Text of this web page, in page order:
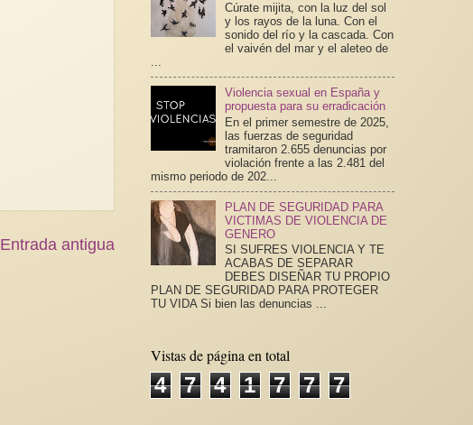
Entrada antigua
Cúrate mijita, con la luz del sol
y los rayos de la luna. Con el
sonido del río y la cascada. Con
el vaivén del mar y el aleteo de
...
Violencia sexual en España y
propuesta para su erradicación
En el primer semestre de 2025,
las fuerzas de seguridad
tramitaron 2.655 denuncias por
violación frente a las 2.481 del
mismo periodo de 202...
PLAN DE SEGURIDAD PARA
VICTIMAS DE VIOLENCIA DE
GENERO
SI SUFRES VIOLENCIA Y TE
ACABAS DE SEPARAR
DEBES DISEÑAR TU PROPIO
PLAN DE SEGURIDAD PARA PROTEGER
TU VIDA Si bien las denuncias ...
Vistas de página en total
4 7 4 1 7 7 7